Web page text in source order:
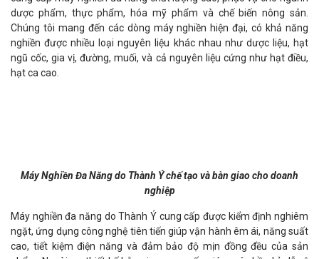
dược phẩm, thực phẩm, hóa mỹ phẩm và chế biến nông sản.
Chúng tôi mang đến các dòng máy nghiền hiện đại, có khả năng
nghiền được nhiều loại nguyên liệu khác nhau như dược liệu, hạt
ngũ cốc, gia vị, đường, muối, và cả nguyên liệu cứng như hạt điều,
hạt ca cao.
Máy Nghiền Đa Năng do Thành Ý chế tạo và bàn giao cho doanh
nghiệp
Máy nghiền đa năng do Thành Ý cung cấp được kiểm định nghiêm
ngặt, ứng dụng công nghệ tiên tiến giúp vận hành êm ái, năng suất
cao, tiết kiệm điện năng và đảm bảo độ mịn đồng đều của sản